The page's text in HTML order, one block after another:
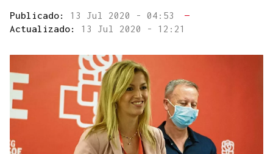
Publicado: 13 Jul 2020 - 04:53
—
Actualizado: 13 Jul 2020 - 12:21